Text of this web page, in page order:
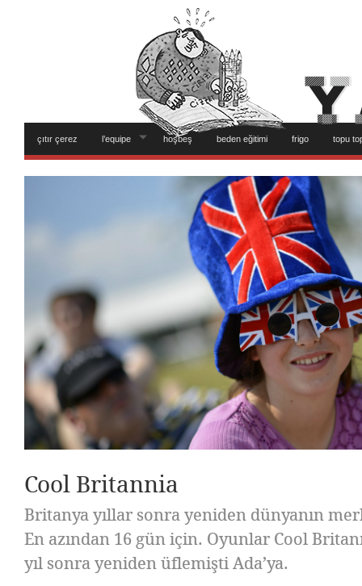
çıtır çerez l’equipe hoşbeş beden eğitimi frigo topu
Cool Britannia
Britanya yıllar sonra yeniden dünyanın
En azından 16 gün için. Oyunlar Cool
yıl sonra yeniden üflemişti Ada’ya.